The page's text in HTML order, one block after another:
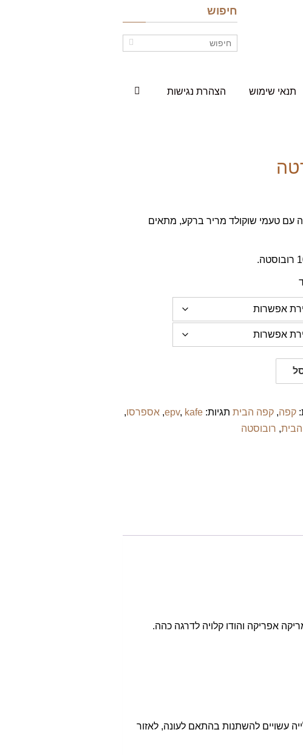
חיפוש
תנאי שימוש הצהרת נגישות
עם טעמי שוקולד מריר ברקע, מתאים
קפה, קפה הבית תגיות: epv, kafe
, אספרסו,
, רובוסטה
מ 5 זנים שונים מברזיל, מרכז אמריקה אפריקה והודו קלויה לדרגה כהה.
עשויים להשתנות בהתאם לעונה, לאזור